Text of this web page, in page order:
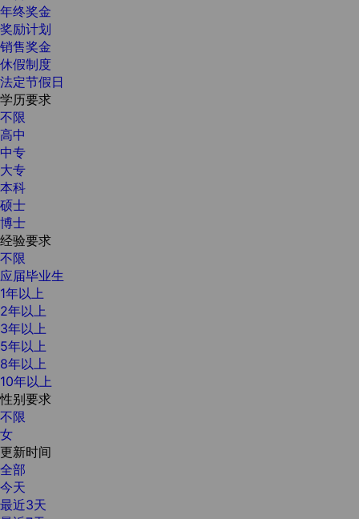
年终奖金
奖励计划
销售奖金
休假制度
法定节假日
学历要求
不限
高中
中专
大专
本科
硕士
博士
经验要求
不限
应届毕业生
1年以上
2年以上
3年以上
5年以上
8年以上
10年以上
性别要求
不限
女
更新时间
全部
今天
最近3天